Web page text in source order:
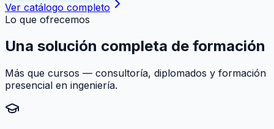
Ver catálogo completo
Lo que ofrecemos
Una solución completa de formación
Más que cursos — consultoría, diplomados y formación
presencial en ingeniería.